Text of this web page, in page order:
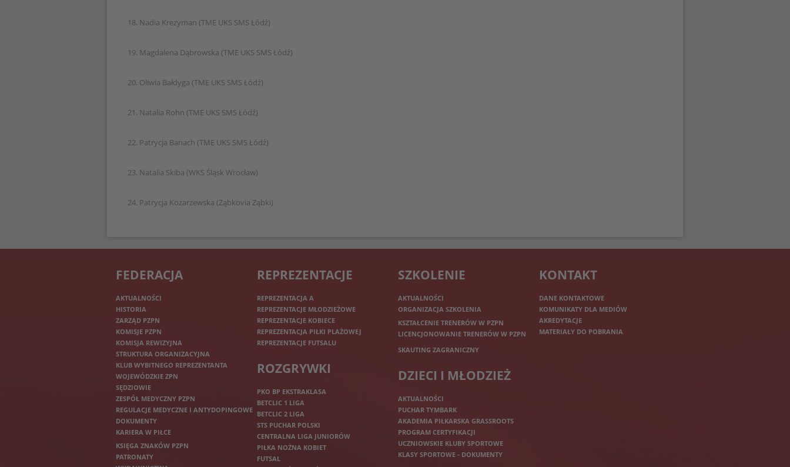
18. Nadia Krezyman (TME UKS SMS Łódź)
19. Magdalena Dąbrowska (TME UKS SMS Łódź)
20. Oliwia Bałdyga (TME UKS SMS Łódź)
21. Natalia Rohn (TME UKS SMS Łódź)
22. Patrycja Banach (TME UKS SMS Łódź)
23. Natalia Skiba (WKS Śląsk Wrocław)
24. Patrycja Kozarzewska (Ząbkovia Ząbki)
FEDERACJA
AKTUALNOŚCI
HISTORIA
ZARZĄD PZPN
KOMISJE PZPN
KOMISJA REWIZYJNA
STRUKTURA ORGANIZACYJNA
KLUB WYBITNEGO REPREZENTANTA
WOJEWÓDZKIE ZPN
SĘDZIOWIE
ZESPÓŁ MEDYCZNY PZPN
REGULACJE MEDYCZNE I ANTYDOPINGOWE
DOKUMENTY
KARIERA W PIŁCE
KSIĘGA ZNAKÓW PZPN
PATRONATY
REPREZENTACJE
REPREZENTACJA A
REPREZENTACJE MŁODZIEŻOWE
REPREZENTACJE KOBIECE
REPREZENTACJA PIŁKI PLAŻOWEJ
REPREZENTACJE FUTSALU
ROZGRYWKI
PKO BP EKSTRAKLASA
BETCLIC 1 LIGA
BETCLIC 2 LIGA
STS PUCHAR POLSKI
CENTRALNA LIGA JUNIORÓW
PIŁKA NOŻNA KOBIET
FUTSAL
SZKOLENIE
AKTUALNOŚCI
ORGANIZACJA SZKOLENIA
KSZTAŁCENIE TRENERÓW W PZPN
LICENCJONOWANIE TRENERÓW W PZPN
SKAUTING ZAGRANICZNY
DZIECI I MŁODZIEŻ
AKTUALNOŚCI
PUCHAR TYMBARK
AKADEMIA PIŁKARSKA GRASSROOTS
PROGRAM CERTYFIKACJI
UCZNIOWSKIE KLUBY SPORTOWE
KLASY SPORTOWE - DOKUMENTY
KONTAKT
DANE KONTAKTOWE
KOMUNIKATY DLA MEDIÓW
AKREDYTACJE
MATERIAŁY DO POBRANIA